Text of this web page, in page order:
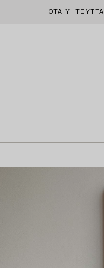
OTA YHTEYTTÄ